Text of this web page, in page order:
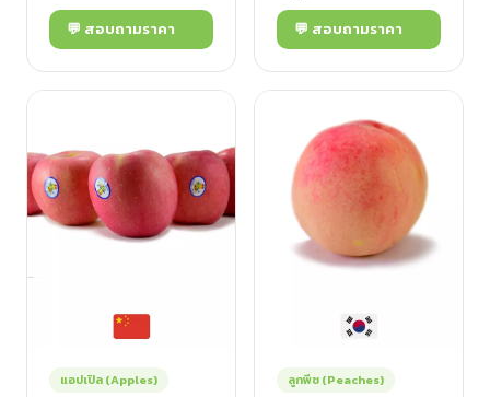
💬 สอบถามราคา 💬 สอบถามราคา
แอปเปิล (Apples) ลูกพีช (Peaches)